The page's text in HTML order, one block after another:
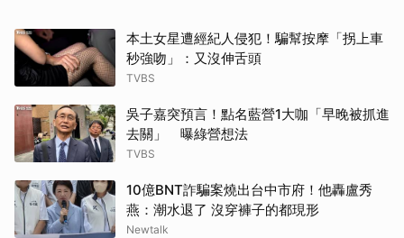
本土女星遭經紀人侵犯！騙幫按摩「拐上車
秒強吻」：又沒伸舌頭
TVBS
吳子嘉突預言！點名藍營1大咖「早晚被抓進
去關」 曝綠營想法
TVBS
10億BNT詐騙案燒出台中市府！他轟盧秀
燕：潮水退了 沒穿褲子的都現形
Newtalk